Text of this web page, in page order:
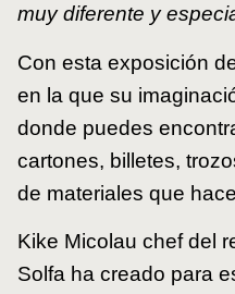
muy diferente y
Con esta exposición
en la que su
donde puedes
cartones, billetes,
de materiales que
Kike Micolau chef del
Solfa ha creado para